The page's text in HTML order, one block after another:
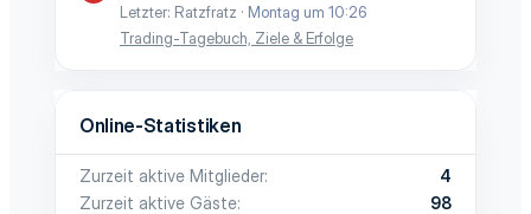
Letzter: Ratzfratz
Montag um 10:26
Trading-Tagebuch, Ziele & Erfolge
Online-Statistiken
Zurzeit aktive Mitglieder
4
Zurzeit aktive Gäste
98